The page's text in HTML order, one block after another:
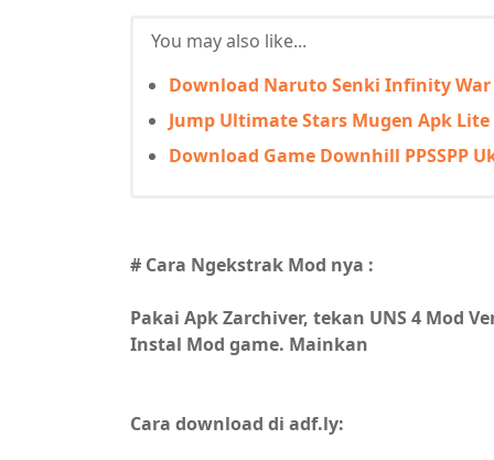
You may also like...
Download Naruto Senki Infinity War
Jump Ultimate Stars Mugen Apk
Download Game Downhill PPSSPP
# Cara Ngekstrak Mod nya :
Pakai Apk Zarchiver, tekan UNS 4 Mod
Instal Mod game. Mainkan
Cara download di adf.ly: